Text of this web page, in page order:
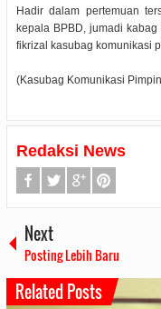
Hadir dalam pertemuan
kepala BPBD, jumadi
fikrizal kasubag komunikasi
(Kasubag Komunikasi
Redaksi News
Next
Posting Lebih Baru
Related Posts